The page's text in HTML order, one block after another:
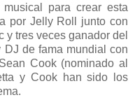
para crear esta
por Jelly Roll junto con
y tres veces ganador del
DJ de fama mundial con
Cook (nominado al
y Cook han sido los